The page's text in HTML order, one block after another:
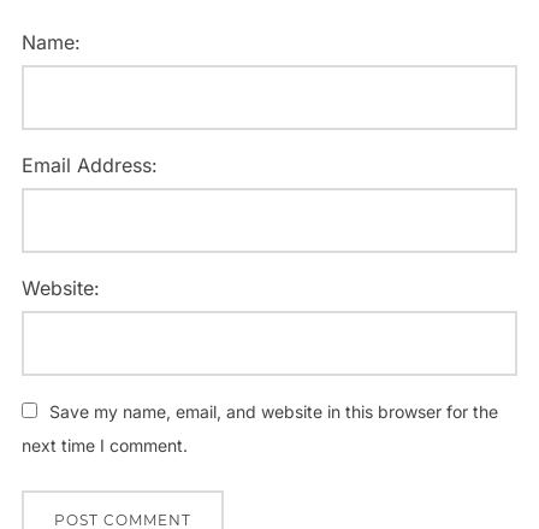
Name:
Email Address:
Website:
Save my name, email, and website in this browser for the
next time I comment.